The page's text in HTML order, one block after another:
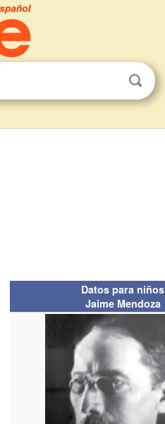
Datos para niños
Jaime Mendoza